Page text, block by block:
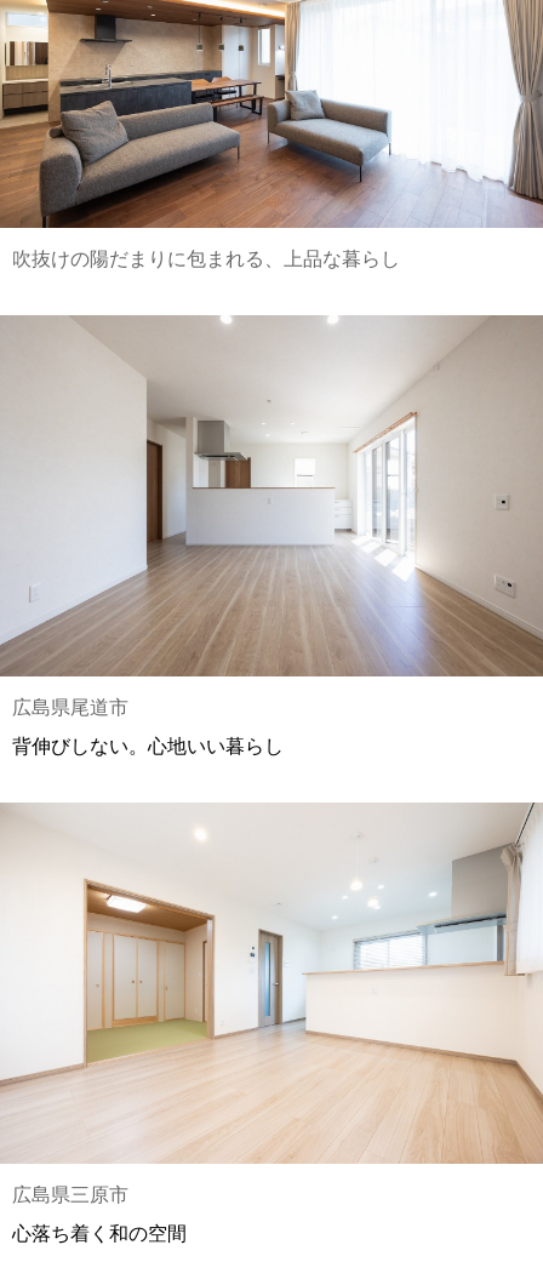
吹抜けの陽だまりに包まれる、上品な暮らし
広島県尾道市
背伸びしない。心地いい暮らし
広島県三原市
心落ち着く和の空間